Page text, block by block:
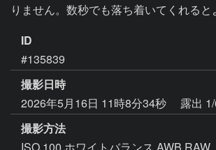
りません。数秒でも落ち着いてくれると
ID
#135839
撮影日時
2026年5月16日 11時8分34秒
露出
撮影方法
ISO 100 ホワイトバランス AWB RAW